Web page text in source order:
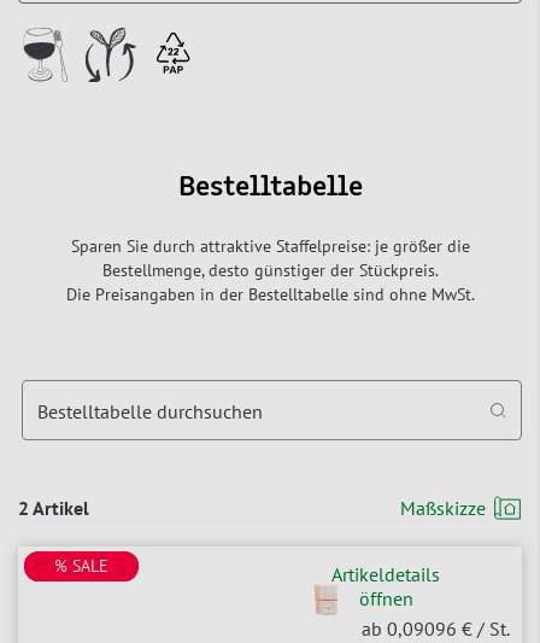
Bestelltabelle
Sparen Sie durch attraktive Staffelpreise: je größer die
Bestellmenge, desto günstiger der Stückpreis.
Die Preisangaben in der Bestelltabelle sind ohne MwSt.
2 Artikel Maßskizze
Bestelltabelle durchsuchen
% SALE
Artikeldetails
öffnen
ab 0,09096 € / St.
% SALE